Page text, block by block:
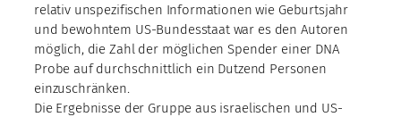
relativ unspezifischen Informationen wie Geburtsjahr
und bewohntem US-Bundesstaat war es den Autoren
möglich, die Zahl der möglichen Spender einer DNA
Probe auf durchschnittlich ein Dutzend Personen
einzuschränken.
Die Ergebnisse der Gruppe aus israelischen und US-